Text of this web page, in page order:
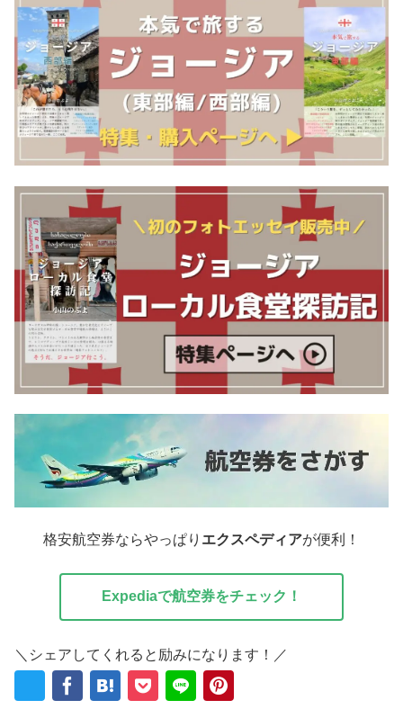
格安航空券ならやっぱり エクスペディアが便利！
Expediaで航空券をチェック！
＼シェアしてくれると励みになります！／